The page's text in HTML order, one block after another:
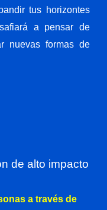
tus horizontes
a pensar de
nuevas formas de
de alto impacto
a través de